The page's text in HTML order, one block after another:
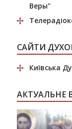
Веры"
САЙТИ
Київська
АКТУАЛЬНЕ